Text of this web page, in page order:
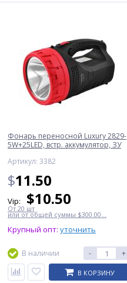
Фонарь переносной Luxury 2829-
5W+25LED, встр. аккумулятор, ЗУ
Артикул: 3382
$11.50
Vip: $10.50
От 20 шт
или от общей суммы $300.00...
Крупный опт: уточнить
В наличии - +
В КОРЗИНУ